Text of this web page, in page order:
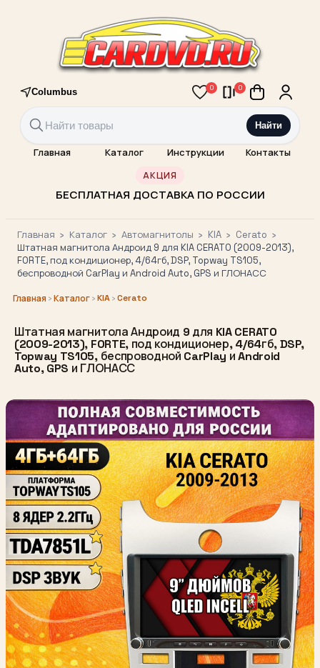
Columbus 0 0
Найти
Главная Каталог Инструкции Контакты
АКЦИЯ
БЕСПЛАТНАЯ ДОСТАВКА ПО РОССИИ
Главная › Каталог › Автомагнитолы › KIA › Cerato ›
Штатная магнитола Андроид 9 для KIA CERATO (2009-2013),
FORTE, под кондиционер, 4/64гб, DSP, Topway TS105,
беспроводной CarPlay и Android Auto, GPS и ГЛОНАСС
Главная ›Каталог›KIA›Cerato
Штатная магнитола Андроид 9 для KIA CERATO
(2009-2013), FORTE, под кондиционер, 4/64гб, DSP,
Topway TS105, беспроводной CarPlay и Android
Auto, GPS и ГЛОНАСС